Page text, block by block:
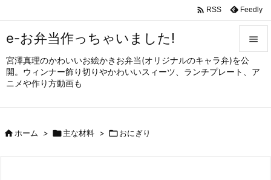
e-お弁当作っちゃいました!
宮澤真理のかわいいお絵かきお弁当(オリジナルのキャラ弁)を公
開。ウィンナー飾り切りやかわいいスィーツ、ランチプレート、ア
ニメや作り方動画も


メニュ
サイド

 RSS Feedly
ホーム > 主な材料 > おにぎり